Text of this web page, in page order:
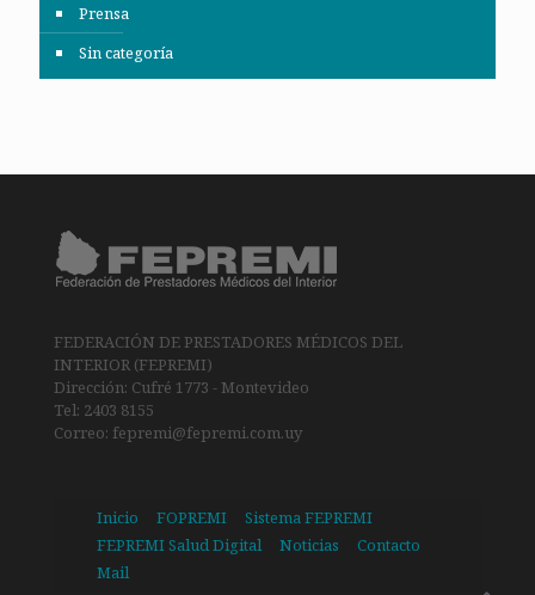
Prensa
Sin categoría
FEDERACIÓN DE PRESTADORES MÉDICOS DEL
INTERIOR (FEPREMI)
Dirección: Cufré 1773 - Montevideo
Tel: 2403 8155
Correo: fepremi@fepremi.com.uy
Inicio FOPREMI
Sistema FEPREMI
FEPREMI Salud Digital
Noticias
Contacto
Mail